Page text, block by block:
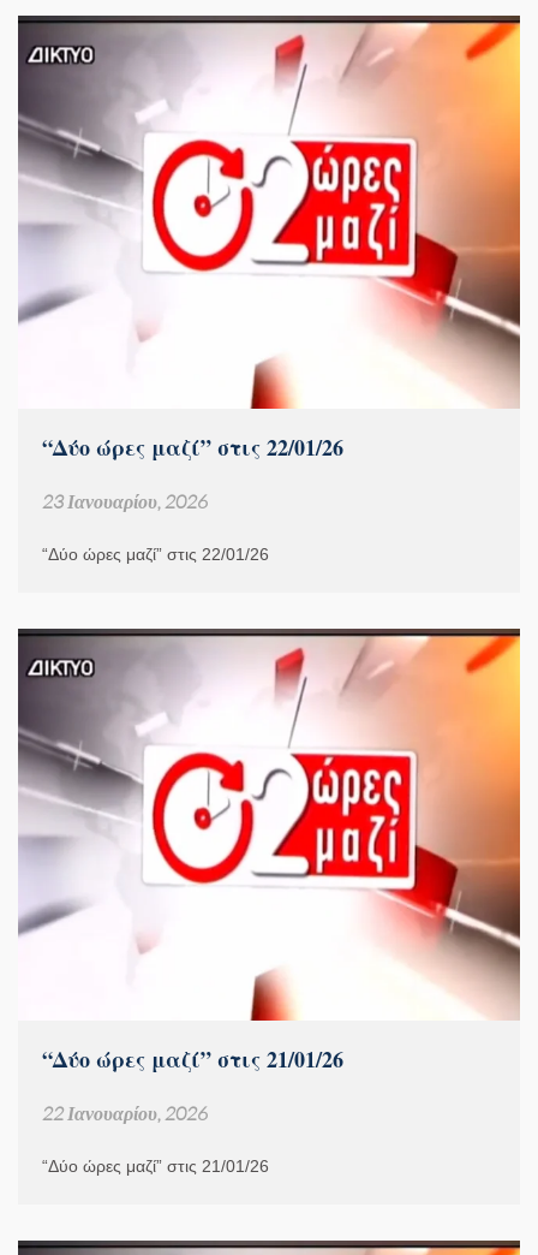
“Δύο ώρες μαζί” στις 22/01/26
23 Ιανουαρίου, 2026
“Δύο ώρες μαζί” στις 22/01/26
“Δύο ώρες μαζί” στις 21/01/26
22 Ιανουαρίου, 2026
“Δύο ώρες μαζί” στις 21/01/26